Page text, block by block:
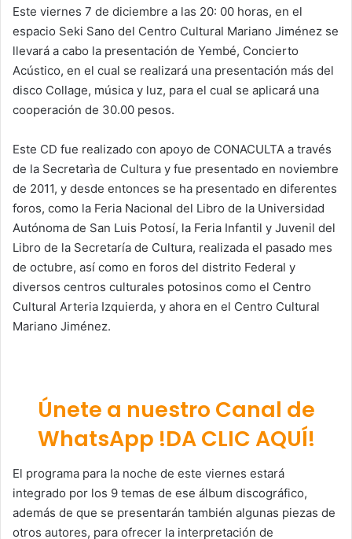
Este viernes 7 de diciembre a las 20: 00 horas, en el
espacio Seki Sano del Centro Cultural Mariano Jiménez se
llevará a cabo la presentación de Yembé, Concierto
Acústico, en el cual se realizará una presentación más del
disco Collage, música y luz, para el cual se aplicará una
cooperación de 30.00 pesos.
Este CD fue realizado con apoyo de CONACULTA a través
de la Secretarìa de Cultura y fue presentado en noviembre
de 2011, y desde entonces se ha presentado en diferentes
foros, como la Feria Nacional del Libro de la Universidad
Autónoma de San Luis Potosí, la Feria Infantil y Juvenil del
Libro de la Secretaría de Cultura, realizada el pasado mes
de octubre, así como en foros del distrito Federal y
diversos centros culturales potosinos como el Centro
Cultural Arteria Izquierda, y ahora en el Centro Cultural
Mariano Jiménez.
Únete a nuestro Canal de
WhatsApp !DA CLIC AQUÍ!
El programa para la noche de este viernes estará
integrado por los 9 temas de ese álbum discográfico,
además de que se presentarán también algunas piezas de
otros autores, para ofrecer la interpretación de